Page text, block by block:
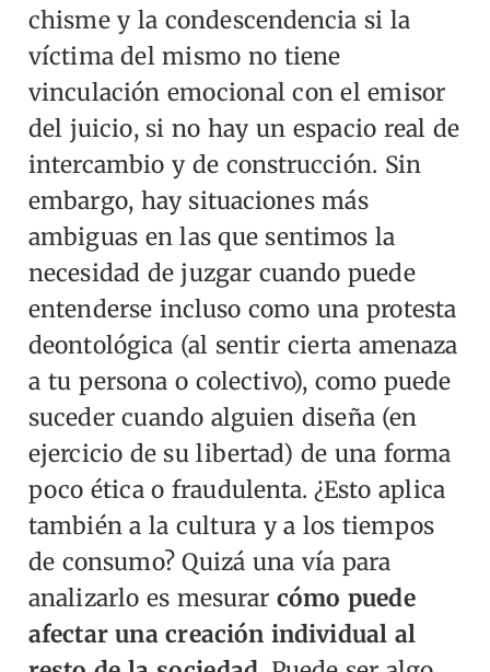
chisme y la condescendencia si la
víctima del mismo no tiene
vinculación emocional con el emisor
del juicio, si no hay un espacio real de
intercambio y de construcción. Sin
embargo, hay situaciones más
ambiguas en las que sentimos la
necesidad de juzgar cuando puede
entenderse incluso como una protesta
deontológica (al sentir cierta amenaza
a tu persona o colectivo), como puede
suceder cuando alguien diseña (en
ejercicio de su libertad) de una forma
poco ética o fraudulenta. ¿Esto aplica
también a la cultura y a los tiempos
de consumo? Quizá una vía para
analizarlo es mesurar cómo puede
afectar una creación individual al